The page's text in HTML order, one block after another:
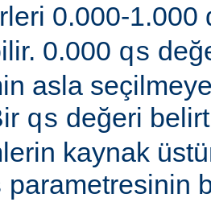
0.000-1.000
0.000 qs
asla
qs değeri
kaynak
parametresinin